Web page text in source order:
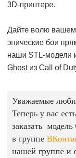
3D-принтере.
Дайте волю
эпические бои
наши STL-модели
Ghost из Call of
Уважаемые
Теперь у вас
заказать
в группе
нашей группе и